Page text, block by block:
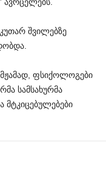
ავრცელებს.
შვილებზე
.
, ფსიქოლოგები
სამსახურმა
მტკიცებულებები